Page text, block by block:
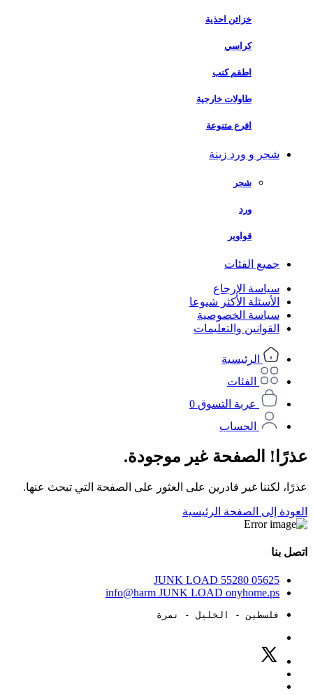
خزائن احذية
كراسي
اطقم كنب
طاولات خارجية
افرع متنوعة
شجر و ورد زينة
شجر
ورد
قواوير
جميع الفئات
سياسة الإرجاع
الأسئلة الأكثر شيوعا
سياسة الخصوصية
القوانين والتعليمات
الرئيسية
الفئات
عربة التسوق 0
الحساب
عذرًا! الصفحة غير موجودة.
عذرًا، لكننا غير قادرين على العثور على الصفحة التي تبحث عنها.
العودة إلى الصفحة الرئيسية
اتصل بنا
05625
JUNK LOAD 55280
info@harm JUNK LOAD onyhome.ps
فلسطين - الخليل - نمرة